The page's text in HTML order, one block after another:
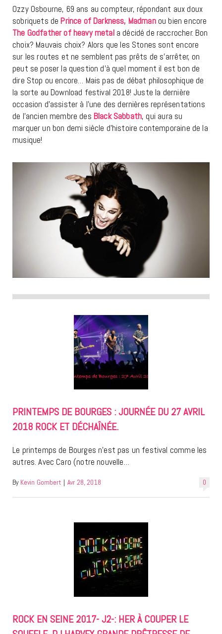
Ozzy Osbourne, 69 ans au compteur, répondant aux doux
sobriquets de Prince of Darkness, Madman ou bien encore
The Godfather of heavy metala décidé de raccrocher. Bon
choix? Mauvais choix? Alors que les Stones sont encore
sur les routes et ne semblent pas prêts de s’arrêter, on
peut se poser la question d’à quel moment il est bon de
dire Stop ou encore… Mais pas de débat philosophique de
la sorte au Download festival 2018! Juste la dernière
occasion d’assister à l’une des dernières représentations
de l’ancien membre des Black Sabbath, qui aura su
marquer un bon demi siècle d’histoire contemporaine de la
musique!
PRINTEMPS DE BOURGES : JOURNÉE DU 27 AVRIL
2018 ROCK ET DÉCHAÎNÉE.
Le printemps de Bourges n’est pas un festival comme les
autres. Avec Caro (notre nouvelle…
0
By Kevin Gombert | Avr 28, 2018
ROCK EN SEINE 2017- J2-: HER À COUPER LE